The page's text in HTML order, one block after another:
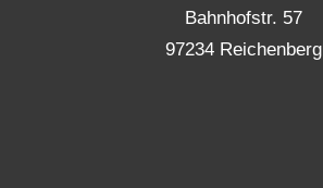
Bahnhofstr. 57
97234 Reichenberg